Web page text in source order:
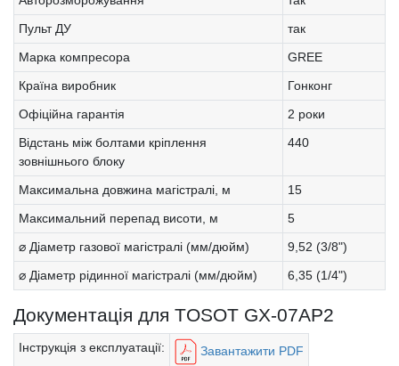
Пульт ДУ
так
Марка компресора
GREE
Країна виробник
Гонконг
Офіційна гарантія
2 роки
Відстань між болтами кріплення
зовнішнього блоку
440
Максимальна довжина магістралі, м
15
Максимальний перепад висоти, м
5
⌀ Діаметр газової магістралі (мм/дюйм)
9,52 (3/8")
⌀ Діаметр рідинної магістралі (мм/дюйм)
6,35 (1/4")
Документація для TOSOT GX-07AP2
Інструкція з експлуатації: Завантажити PDF